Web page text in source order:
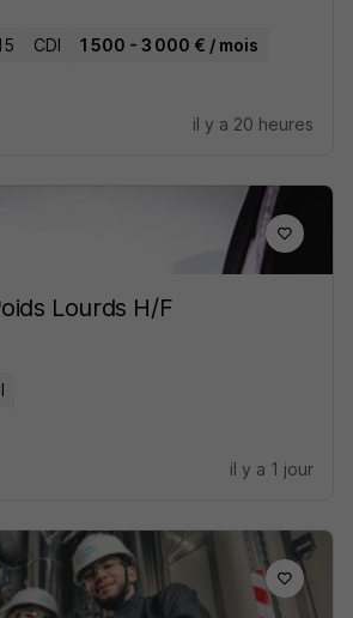
CDI 1 500 - 3 000 € / mois
il y a 20 heures
Lourds H/F
il y a 1 jour